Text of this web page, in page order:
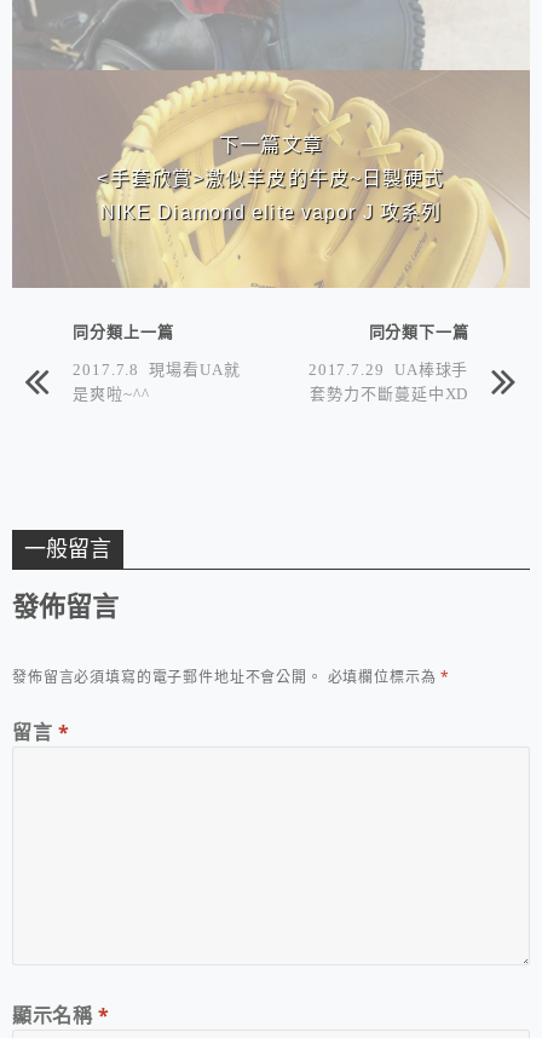
下一篇文章
<手套欣賞>激似羊皮的牛皮~日製硬式
NIKE Diamond elite vapor J 攻系列
同分類上一篇
2017.7.8 現場看UA就
是爽啦~^^
同分類下一篇
2017.7.29 UA棒球手
套勢力不斷蔓延中XD
一般留言
發佈留言
發佈留言必須填寫的電子郵件地址不會公開。 必填欄位標示為*
留言 *
顯示名稱*